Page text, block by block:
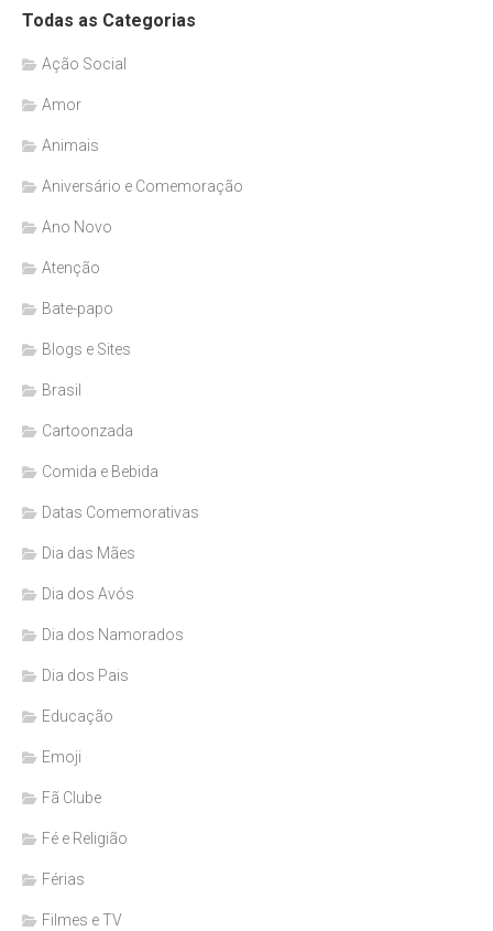
Todas as Categorias
Ação Social
Amor
Animais
Aniversário e Comemoração
Ano Novo
Atenção
Bate-papo
Blogs e Sites
Brasil
Cartoonzada
Comida e Bebida
Datas Comemorativas
Dia das Mães
Dia dos Avós
Dia dos Namorados
Dia dos Pais
Educação
Emoji
Fã Clube
Fé e Religião
Férias
Filmes e TV